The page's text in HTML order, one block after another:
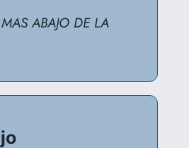
ABAJO DE LA